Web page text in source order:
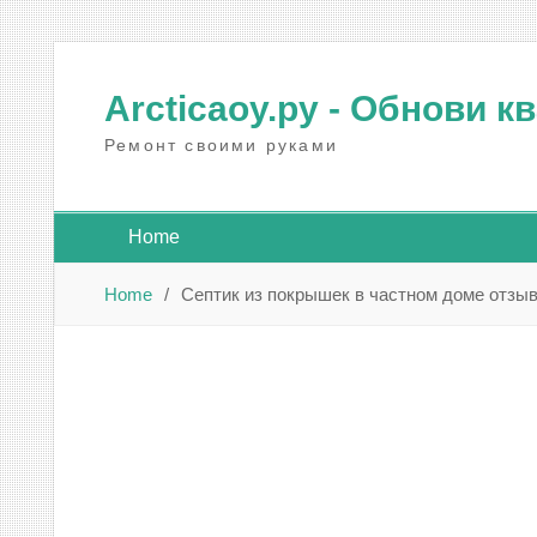
Skip
to
contentArcticaoy.ру - Обнови
Ремонт своими руками
Home
Home Септик из покрышек в частном доме